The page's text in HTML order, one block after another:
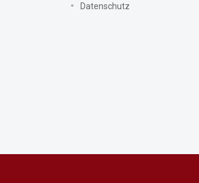
Datenschutz